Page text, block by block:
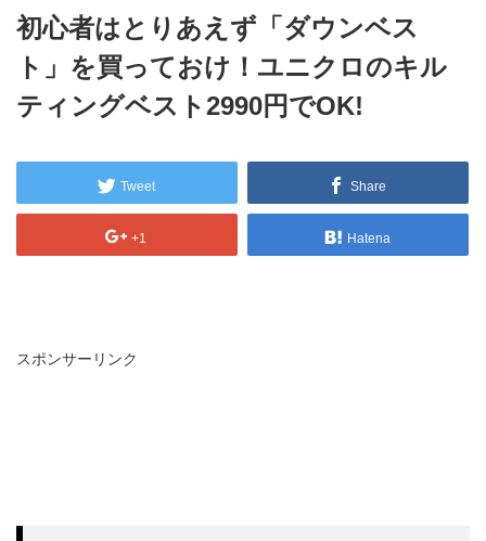
初心者はとりあえず「ダウンベス
ト」を買っておけ！ユニクロのキル
ティングベスト2990円でOK!
Tweet Share
+1 Hatena
スポンサーリンク